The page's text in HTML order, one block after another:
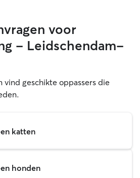
voor
- Leidschendam-
vind geschikte oppassers die
katten
honden